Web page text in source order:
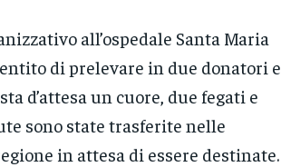
all’ospedale Santa Maria
di prelevare in due donatori e
d’attesa un cuore, due fegati e
sono state trasferite nelle
in attesa di essere destinate.